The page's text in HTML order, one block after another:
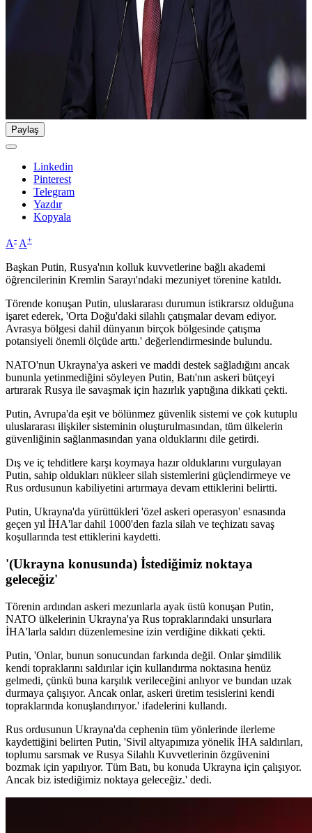
Paylaş
Linkedin
Pinterest
Telegram
Yazdır
Kopyala
A- A+
Başkan Putin, Rusya'nın kolluk kuvvetlerine bağlı akademi
öğrencilerinin Kremlin Sarayı'ndaki mezuniyet törenine katıldı.
Törende konuşan Putin, uluslararası durumun istikrarsız olduğuna
işaret ederek, 'Orta Doğu'daki silahlı çatışmalar devam ediyor.
Avrasya bölgesi dahil dünyanın birçok bölgesinde çatışma
potansiyeli önemli ölçüde arttı.' değerlendirmesinde bulundu.
NATO'nun Ukrayna'ya askeri ve maddi destek sağladığını ancak
bununla yetinmediğini söyleyen Putin, Batı'nın askeri bütçeyi
artırarak Rusya ile savaşmak için hazırlık yaptığına dikkati çekti.
Putin, Avrupa'da eşit ve bölünmez güvenlik sistemi ve çok kutuplu
uluslararası ilişkiler sisteminin oluşturulmasından, tüm ülkelerin
güvenliğinin sağlanmasından yana olduklarını dile getirdi.
Dış ve iç tehditlere karşı koymaya hazır olduklarını vurgulayan
Putin, sahip oldukları nükleer silah sistemlerini güçlendirmeye ve
Rus ordusunun kabiliyetini artırmaya devam ettiklerini belirtti.
Putin, Ukrayna'da yürüttükleri 'özel askeri operasyon' esnasında
geçen yıl İHA'lar dahil 1000'den fazla silah ve teçhizatı savaş
koşullarında test ettiklerini kaydetti.
'(Ukrayna konusunda) İstediğimiz noktaya
geleceğiz'
Törenin ardından askeri mezunlarla ayak üstü konuşan Putin,
NATO ülkelerinin Ukrayna'ya Rus topraklarındaki unsurlara
İHA'larla saldırı düzenlemesine izin verdiğine dikkati çekti.
Putin, 'Onlar, bunun sonucundan farkında değil. Onlar şimdilik
kendi topraklarını saldırılar için kullandırma noktasına henüz
gelmedi, çünkü buna karşılık verileceğini anlıyor ve bundan uzak
durmaya çalışıyor. Ancak onlar, askeri üretim tesislerini kendi
topraklarında konuşlandırıyor.' ifadelerini kullandı.
Rus ordusunun Ukrayna'da cephenin tüm yönlerinde ilerleme
kaydettiğini belirten Putin, 'Sivil altyapımıza yönelik İHA saldırıları,
toplumu sarsmak ve Rusya Silahlı Kuvvetlerinin özgüvenini
bozmak için yapılıyor. Tüm Batı, bu konuda Ukrayna için çalışıyor.
Ancak biz istediğimiz noktaya geleceğiz.' dedi.